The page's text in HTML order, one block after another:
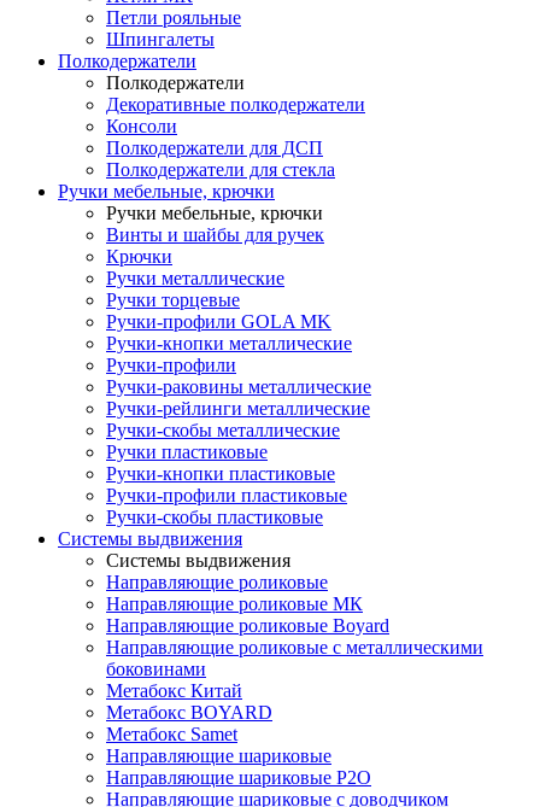
Петли рояльные
Шпингалеты
Полкодержатели
Полкодержатели
Декоративные полкодержатели
Консоли
Полкодержатели для ДСП
Полкодержатели для стекла
Ручки мебельные, крючки
Ручки мебельные, крючки
Винты и шайбы для ручек
Крючки
Ручки металлические
Ручки торцевые
Ручки-профили GOLA MK
Ручки-кнопки металлические
Ручки-профили
Ручки-раковины металлические
Ручки-рейлинги металлические
Ручки-скобы металлические
Ручки пластиковые
Ручки-кнопки пластиковые
Ручки-профили пластиковые
Ручки-скобы пластиковые
Системы выдвижения
Системы выдвижения
Направляющие роликовые
Направляющие роликовые МК
Направляющие роликовые Boyard
Направляющие роликовые с металлическими
боковинами
Метабокс Китай
Метабокс BOYARD
Метабокс Samet
Направляющие шариковые
Направляющие шариковые P2O
Направляющие шариковые с доводчиком